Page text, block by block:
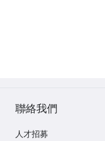
聯絡我們
人才招募